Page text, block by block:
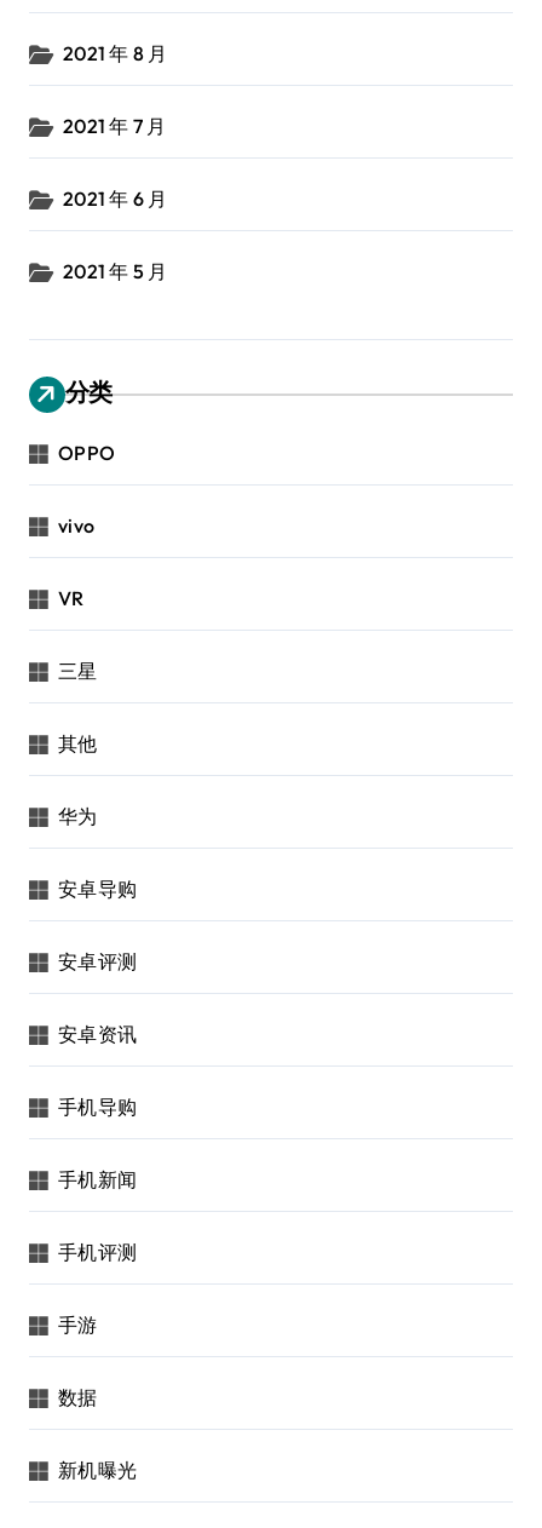
2021 年 8 月
2021 年 7 月
2021 年 6 月
2021 年 5 月
分类
OPPO
vivo
VR
三星
其他
华为
安卓导购
安卓评测
安卓资讯
手机导购
手机新闻
手机评测
手游
数据
新机曝光